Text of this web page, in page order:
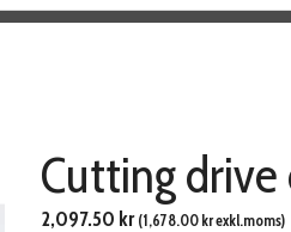
Cutting drive
2,097.50 kr (1,678.00 krexkl.moms)